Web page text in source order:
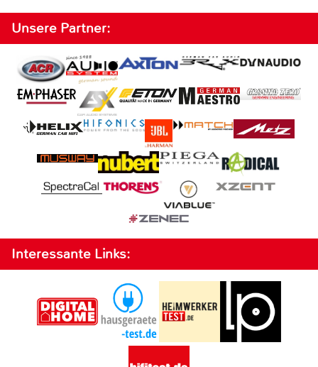
Unsere Partner:
Interessante Links: